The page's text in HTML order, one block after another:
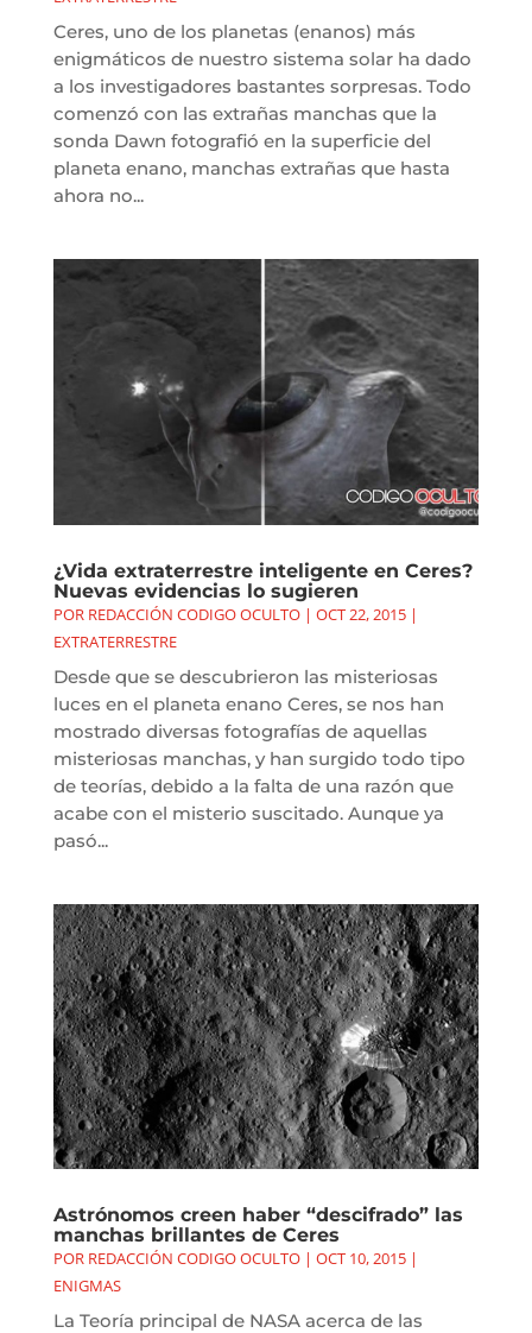
Ceres, uno de los planetas (enanos) más
enigmáticos de nuestro sistema solar ha dado
a los investigadores bastantes sorpresas. Todo
comenzó con las extrañas manchas que la
sonda Dawn fotografió en la superficie del
planeta enano, manchas extrañas que hasta
ahora no...
¿Vida extraterrestre inteligente en Ceres?
Nuevas evidencias lo sugieren
POR REDACCIÓN CODIGO OCULTO| OCT 22, 2015|
EXTRATERRESTRE
Desde que se descubrieron las misteriosas
luces en el planeta enano Ceres, se nos han
mostrado diversas fotografías de aquellas
misteriosas manchas, y han surgido todo tipo
de teorías, debido a la falta de una razón que
acabe con el misterio suscitado. Aunque ya
pasó...
Astrónomos creen haber “descifrado” las
manchas brillantes de Ceres
POR REDACCIÓN CODIGO OCULTO| OCT 10, 2015|
ENIGMAS
La Teoría principal de NASA acerca de las